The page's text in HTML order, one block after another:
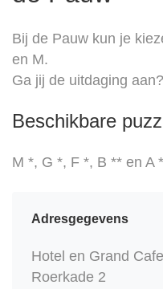
Bij de Pauw kun je
en M.
Ga jij de uitdaging aan?
Beschikbare
M *, G *, F *, B ** en A
Adresgegevens
Hotel en Grand
Roerkade 2